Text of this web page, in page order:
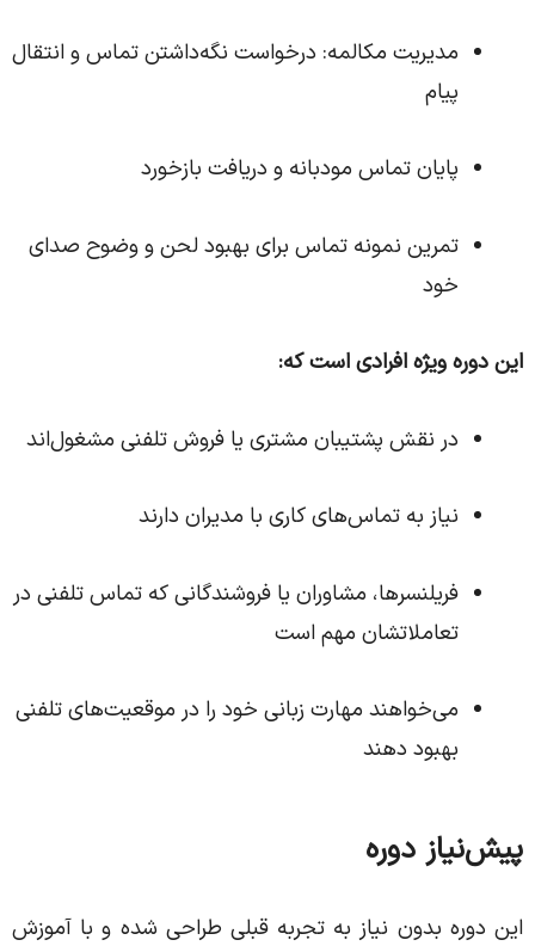
مدیریت مکالمه: درخواست نگه‌داشتن تماس و انتقال
پیام
پایان تماس مودبانه و دریافت بازخورد
تمرین نمونه تماس برای بهبود لحن و وضوح صدای
خود
این دوره ویژه افرادی است که:
در نقش پشتیبان مشتری یا فروش تلفنی مشغول‌اند
نیاز به تماس‌های کاری با مدیران دارند
فریلنسرها، مشاوران یا فروشندگانی که تماس‌ تلفنی در
تعاملاتشان مهم است
می‌خواهند مهارت زبانی خود را در موقعیت‌های تلفنی
بهبود دهند
پیش‌نیاز دوره
این دوره بدون نیاز به تجربه قبلی طراحی شده و با آموزش